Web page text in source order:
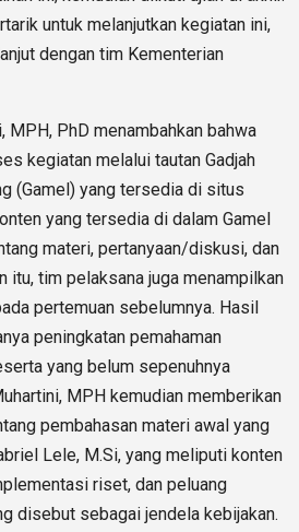
untuk melanjutkan kegiatan ini,
dengan tim Kementerian
MPH, PhD menambahkan bahwa
kegiatan melalui tautan Gadjah
(Gamel) yang tersedia di situs
yang tersedia di dalam Gamel
materi, pertanyaan/diskusi, dan
itu, tim pelaksana juga menampilkan
pertemuan sebelumnya. Hasil
peningkatan pemahaman
yang belum sepenuhnya
MPH kemudian memberikan
pembahasan materi awal yang
Lele, M.Si, yang meliputi konten
riset, dan peluang
disebut sebagai jendela kebijakan.